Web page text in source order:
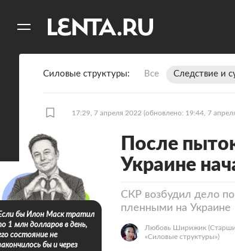
Силовые структуры Все Следствие и
17:29, 7 апреля 2022 (обновлено: 19:44, 7
После
Украине
СКР возбудил дело
пленными на Украине
Любовь Ширижик
«Силовые структуры»)
бы Илон Маск тратил
1 млн долларов в день,
состояние не
бы и через